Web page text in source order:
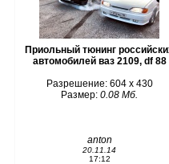
Приольный тюнинг
автомобилей ваз 2109, df 88
Разрешение: 604 x 430
Размер: 0.08 Мб.
anton
20.11.14
17:12